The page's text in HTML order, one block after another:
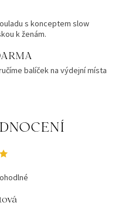
s konceptem slow
k ženám.
balíček na výdejní místa